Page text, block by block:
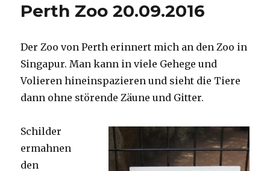
Perth
Perth Zoo 20.09.2016
Der Zoo von Perth erinnert mich an den Zoo in
Singapur. Man kann in viele Gehege und
Volieren hineinspazieren und sieht die Tiere
dann ohne störende Zäune und Gitter.
Schilder
ermahnen
den